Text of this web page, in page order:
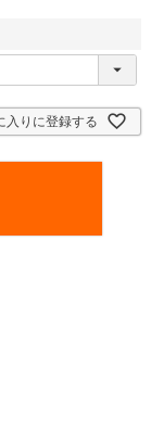
入りに登録する